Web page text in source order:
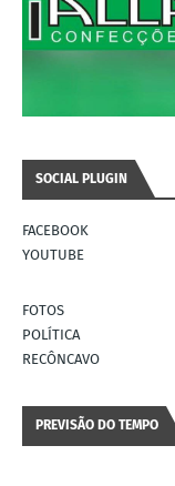
SOCIAL PLUGIN
FACEBOOK
YOUTUBE
FOTOS
POLÍTICA
RECÔNCAVO
PREVISÃO DO TEMPO